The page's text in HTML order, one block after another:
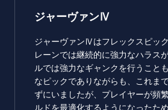
ジャーヴァンⅣ
ジャーヴァンⅣはフレックスピッ
レーンでは継続的に強力なハラス
ルでは強力なギャンクを行うこと
なピックでありながらも、これま
ずにいましたが、プレイヤーが頻
ルドを最適化するようになったた